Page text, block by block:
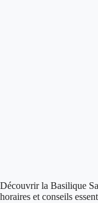
Découvrir la Basilique
horaires et conseils